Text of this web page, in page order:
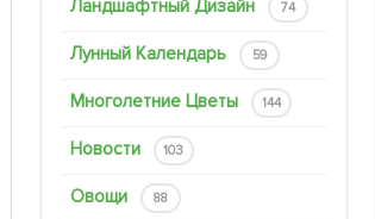
Ландшафтный Дизайн 74
Лунный Календарь 59
Многолетние Цветы 144
Новости 103
Овощи 88